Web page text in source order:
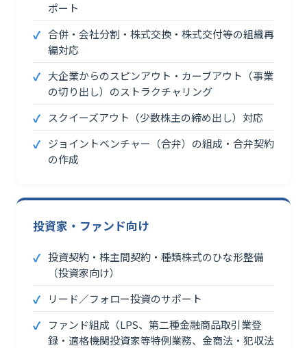
ポート
合併・会社分割・株式交換・株式交付等の組織再
編対応
大企業からのスピンアウト・カーブアウト（事業
の切り出し）のストラクチャリング
スクイーズアウト（少数株主の締め出し）対応
ジョイントベンチャー（合弁）の組成・合弁契約
の作成
投資家・ファンド向け
投資契約・株主間契約・種類株式のひな形整備
（投資家向け）
リード／フォロー投資のサポート
ファンド組成（LPS、第二種金融商品取引業登
録・適格機関投資家等特例業務、金商法・犯収法